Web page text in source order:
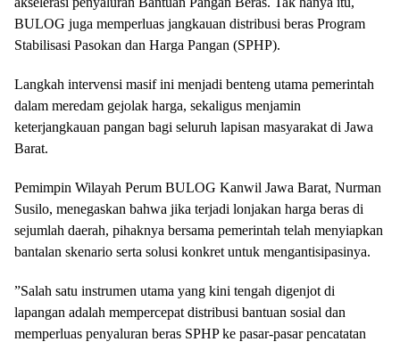
BULOG juga memperluas jangkauan distribusi beras Program
Stabilisasi Pasokan dan Harga Pangan (SPHP).
​Langkah intervensi masif ini menjadi benteng utama pemerintah
dalam meredam gejolak harga, sekaligus menjamin
keterjangkauan pangan bagi seluruh lapisan masyarakat di Jawa
Barat.
​Pemimpin Wilayah Perum BULOG Kanwil Jawa Barat, Nurman
Susilo, menegaskan bahwa jika terjadi lonjakan harga beras di
sejumlah daerah, pihaknya bersama pemerintah telah menyiapkan
bantalan skenario serta solusi konkret untuk mengantisipasinya.
​”Salah satu instrumen utama yang kini tengah digenjot di
lapangan adalah mempercepat distribusi bantuan sosial dan
memperluas penyaluran beras SPHP ke pasar-pasar pencatatan